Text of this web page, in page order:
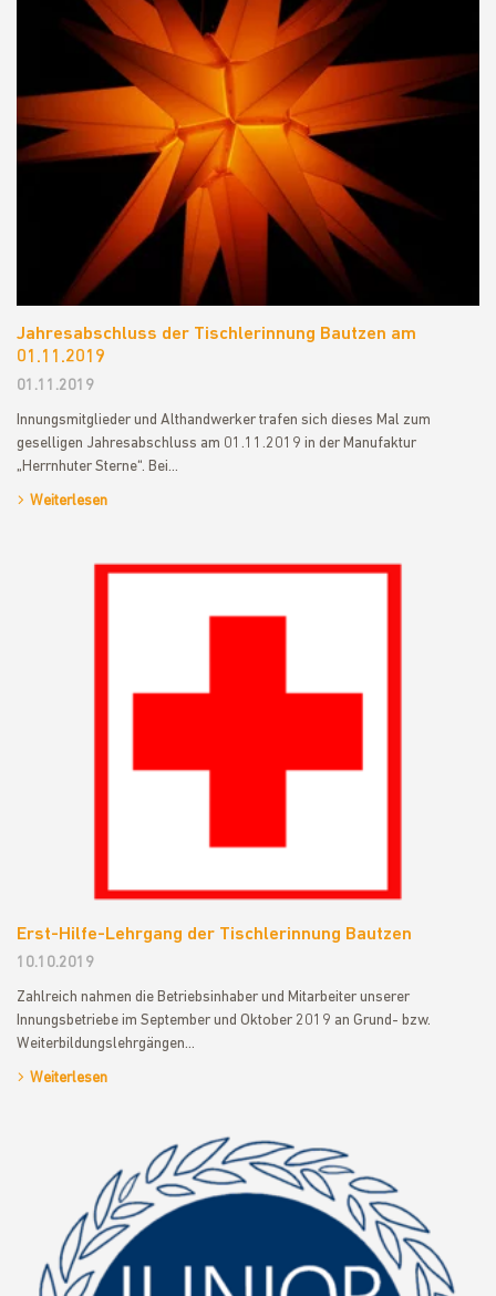
Jahresabschluss der Tischlerinnung Bautzen am
01.11.2019
01.11.2019
Innungsmitglieder und Althandwerker trafen sich dieses Mal zum
geselligen Jahresabschluss am 01.11.2019 in der Manufaktur
„Herrnhuter Sterne“. Bei…
Weiterlesen
Erst-Hilfe-Lehrgang der Tischlerinnung Bautzen
10.10.2019
Zahlreich nahmen die Betriebsinhaber und Mitarbeiter unserer
Innungsbetriebe im September und Oktober 2019 an Grund- bzw.
Weiterbildungslehrgängen…
Weiterlesen